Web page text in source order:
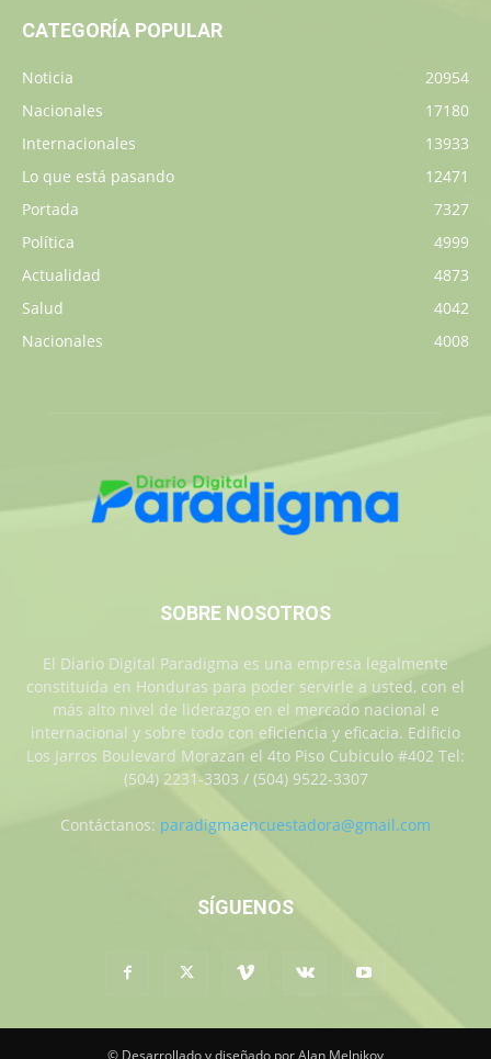
CATEGORÍA POPULAR
Noticia
20954
Nacionales
17180
Internacionales
13933
Lo que está pasando
12471
Portada
7327
Política
4999
Actualidad
4873
Salud
4042
Nacionales
4008
SOBRE NOSOTROS
El Diario Digital Paradigma es una empresa legalmente
constituida en Honduras para poder servirle a usted, con el
más alto nivel de liderazgo en el mercado nacional e
internacional y sobre todo con eficiencia y eficacia. Edificio
Los Jarros Boulevard Morazan el 4to Piso Cubiculo #402 Tel:
(504) 2231-3303 / (504) 9522-3307
Contáctanos: paradigmaencuestadora@gmail.com
SÍGUENOS